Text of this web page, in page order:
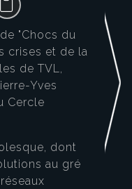
"Chocs du
crises et de la
de TVL,
Yves
Cercle
dont
au gré